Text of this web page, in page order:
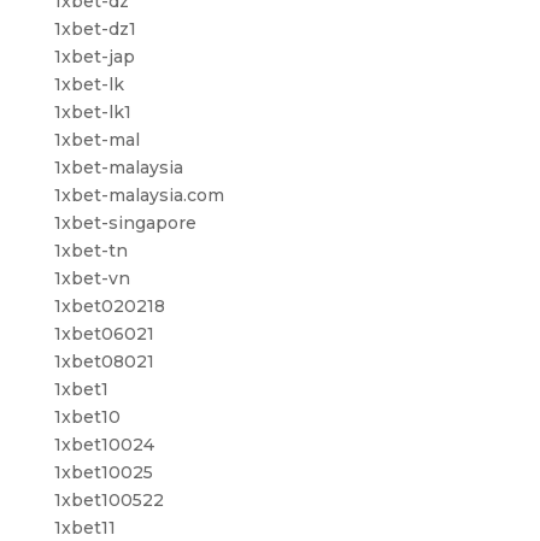
1xbet-dz1
1xbet-jap
1xbet-lk
1xbet-lk1
1xbet-mal
1xbet-malaysia
1xbet-malaysia.com
1xbet-singapore
1xbet-tn
1xbet-vn
1xbet020218
1xbet06021
1xbet08021
1xbet1
1xbet10
1xbet10024
1xbet10025
1xbet100522
1xbet11